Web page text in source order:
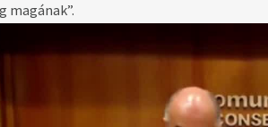
magának”.